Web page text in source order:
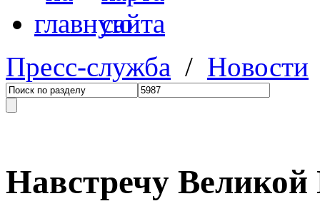
Пресс-служба / Новости
Навстречу Великой